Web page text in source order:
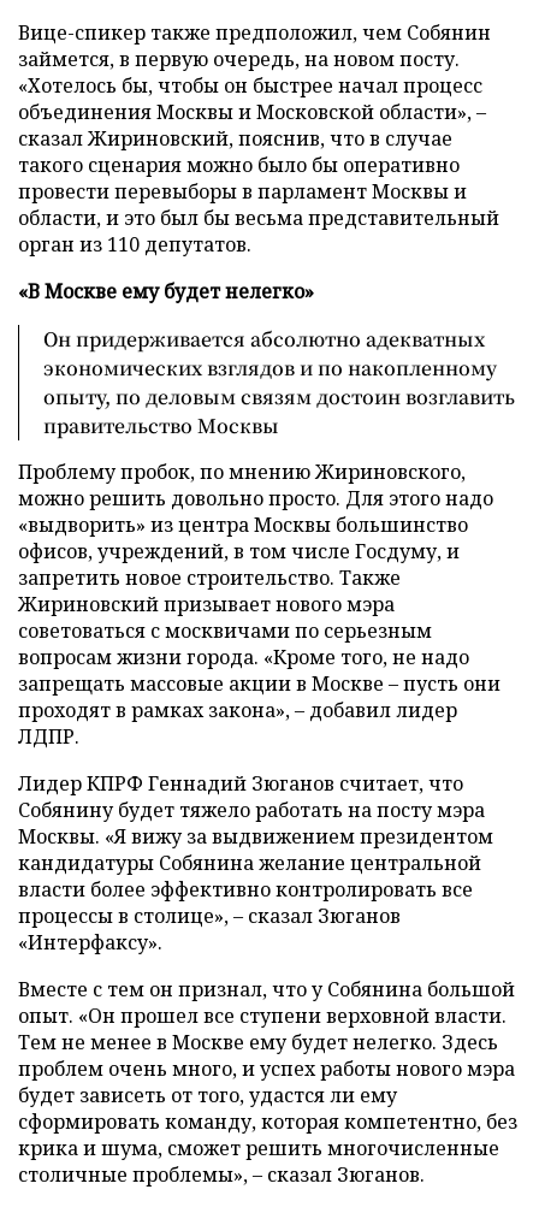
Вице-спикер также предположил, чем Собянин
займется, в первую очередь, на новом посту.
«Хотелось бы, чтобы он быстрее начал процесс
объединения Москвы и Московской области»,–
сказал Жириновский, пояснив, что в случае
такого сценария можно было бы оперативно
провести перевыборы в парламент Москвы и
области, и это был бы весьма представительный
орган из 110 депутатов.
«В Москве ему будет нелегко»
Он придерживается абсолютно адекватных
экономических взглядов и по накопленному
опыту, по деловым связям достоин возглавить
правительство Москвы
Проблему пробок, по мнению Жириновского,
можно решить довольно просто. Для этого надо
«выдворить» из центра Москвы большинство
офисов, учреждений, в том числе Госдуму, и
запретить новое строительство. Также
Жириновский призывает нового мэра
советоваться с москвичами по серьезным
вопросам жизни города. «Кроме того, не надо
запрещать массовые акции в Москве – пусть они
проходят в рамках закона»,– добавил лидер
ЛДПР.
Лидер КПРФ Геннадий Зюганов считает, что
Собянину будет тяжело работать на посту мэра
Москвы. «Я вижу за выдвижением президентом
кандидатуры Собянина желание центральной
власти более эффективно контролировать все
процессы в столице»,– сказал Зюганов
«Интерфаксу».
Вместе с тем он признал, что у Собянина большой
опыт. «Он прошел все ступени верховной власти.
Тем не менее в Москве ему будет нелегко. Здесь
проблем очень много, и успех работы нового мэра
будет зависеть от того, удастся ли ему
сформировать команду, которая компетентно, без
крика и шума, сможет решить многочисленные
столичные проблемы»,– сказал Зюганов.